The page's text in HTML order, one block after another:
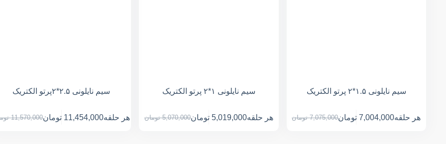
سیم نایلونی ۱.۵*۲ پرتو الکتریک
هر حلقه 7,075,000 تومان 7,004,000 تومان
سیم نایلونی ۱*۲ پرتو الکتریک
هر حلقه 5,070,000 تومان 5,019,000 تومان
سیم نایلونی ۲.۵*۲پرتو الکتریک
هر حلقه 11,570,000 11,454,000 تومان